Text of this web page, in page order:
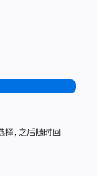
择，之后随时回